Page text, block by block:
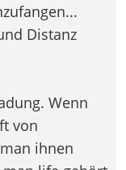
Distanz
Wenn
von
ihnen